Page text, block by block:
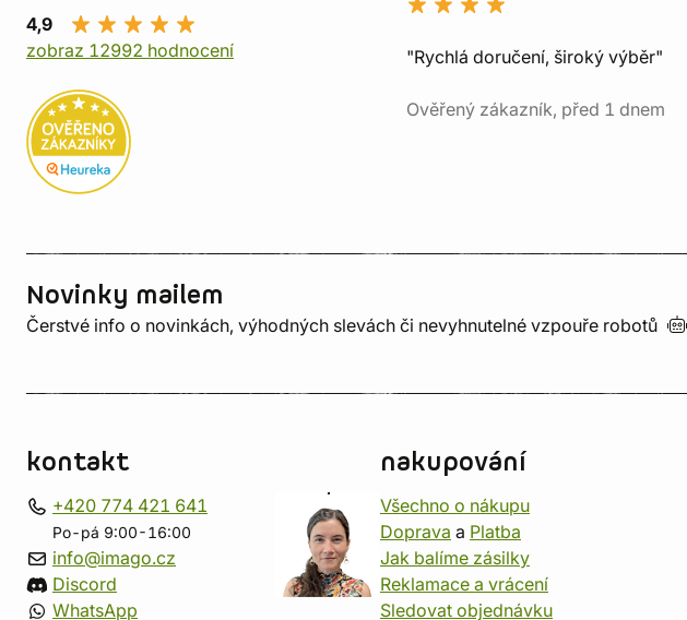
4,9
zobraz 12992 hodnocení
"Rychlá doručení, široký výběr"
Ověřený zákazník, před 1 dnem
Novinky mailem
Čerstvé info o novinkách, výhodných slevách či nevyhnutelné vzpouře robotů
kontakt
+420 774 421 641
Po-pá 9:00-16:00
info@imago.cz
Discord
WhatsApp
nakupování
Všechno o nákupu
Doprava a Platba
Jak balíme zásilky
Reklamace a vrácení
Sledovat objednávku